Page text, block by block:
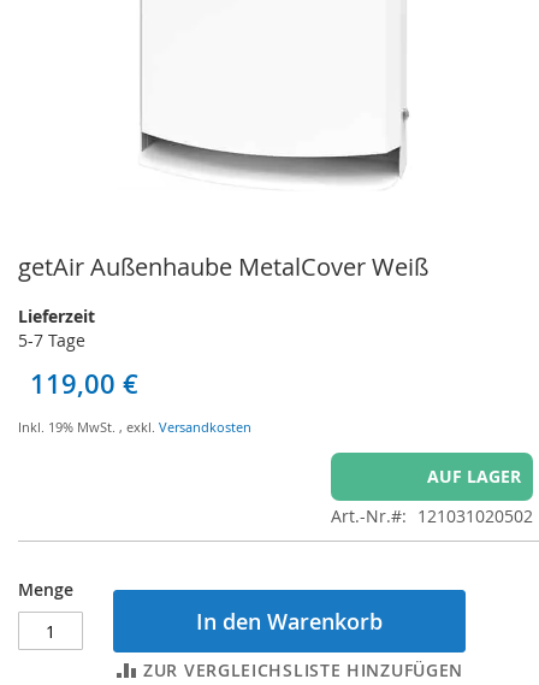
Zum
Anfang
der
Bildgalerie
getAir Außenhaube MetalCover Weiß
Lieferzeit
5-7 Tage
119,00 €
Inkl. 19% MwSt. , exkl. Versandkosten
AUF LAGER
Art.-Nr.
121031020502
Menge
In den Warenkorb
ZUR VERGLEICHSLISTE HINZUFÜGEN